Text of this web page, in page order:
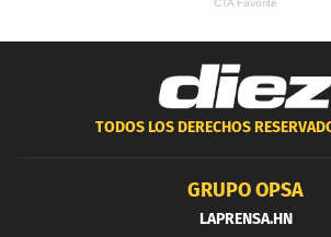
TODOS LOS DERECHOS
GRUPO OPSA
LAPRENSA.HN